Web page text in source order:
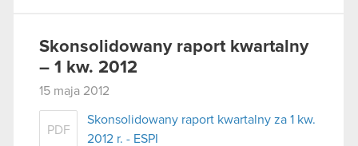
Skonsolidowany raport kwartalny
– 1 kw. 2012
15 maja 2012
PDF
Skonsolidowany raport kwartalny za 1 kw.
2012 r. - ESPI